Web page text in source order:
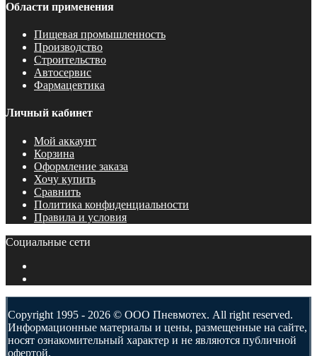
Области применения
Пищевая промышленность
Производство
Строительство
Автосервис
Фармацевтика
Личный кабинет
Мой аккаунт
Корзина
Оформление заказа
Хочу купить
Сравнить
Политика конфиденциальности
Правила и условия
Социальные сети
Copyright 1995 - 2026 © ООО Пневмотех. All right reserved.
Информационные материалы и цены, размещенные на сайте,
носят ознакомительный характер и не являются публичной
офертой.